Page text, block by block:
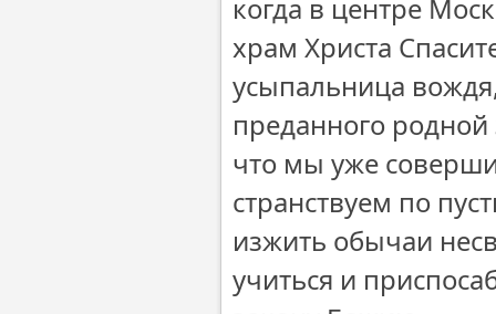
когда в центре
храм Христа
усыпальница
преданного родной
что мы уже
странствуем по
изжить обычаи
учиться и